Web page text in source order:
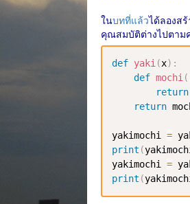
ในบทที่แล้วได้ลองส
คุณสมบัติต่างไปตาม
def yaki (x) :
def mochi (
return
return
yakimochi =
print (
yakimochi =
print (